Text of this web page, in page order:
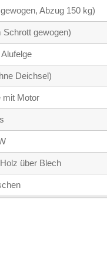
Abzug 150 kg)
Schrott gewogen)
Deichsel)
mit Motor
über Blech